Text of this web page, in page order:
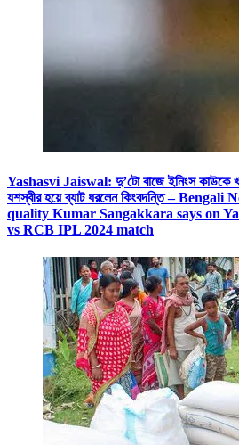
Yashasvi Jaiswal: দু’টো বাজে ইনিংস কাউকে
যশস্বীর হয়ে ব্যাট ধরলেন কিংবদন্তি –
quality Kumar Sangakkara says on
vs RCB IPL 2024 match